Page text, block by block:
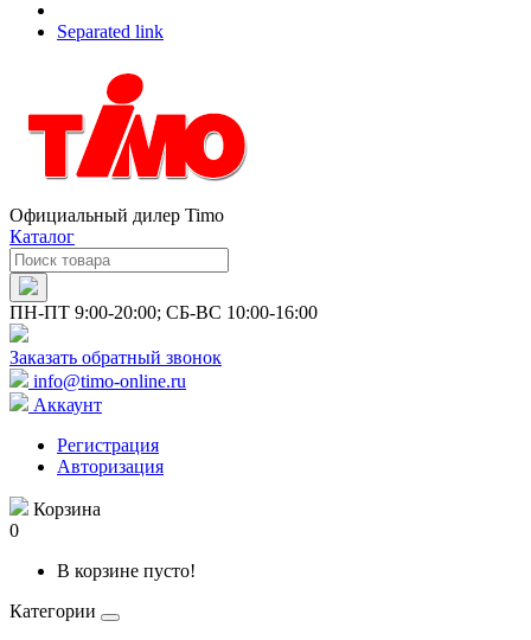
Separated link
Официальный дилер Timo
Каталог
ПН-ПТ 9:00-20:00; СБ-ВС 10:00-16:00
Заказать обратный звонок
info@timo-online.ru
Аккаунт
Регистрация
Авторизация
Корзина
0
В корзине пусто!
Категории